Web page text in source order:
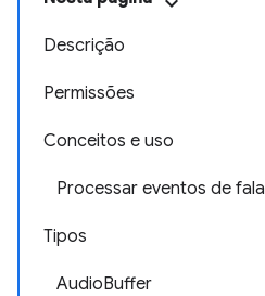
Descrição
Permissões
Conceitos e uso
Processar eventos de fala
Tipos
AudioBuffer